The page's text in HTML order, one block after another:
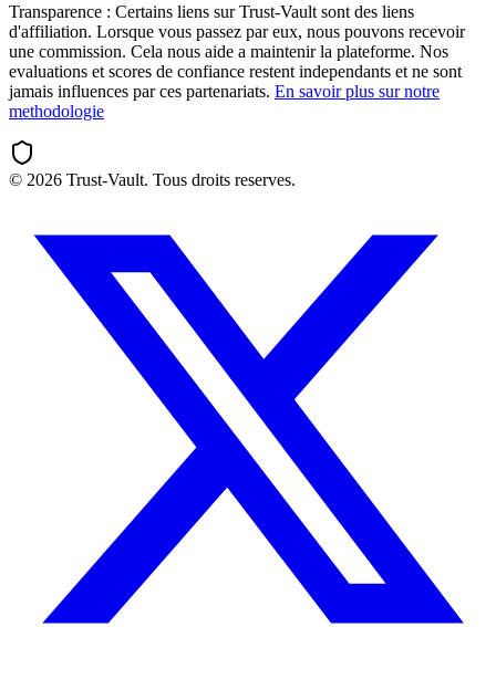
Transparence : Certains liens sur Trust-Vault sont des liens
d'affiliation. Lorsque vous passez par eux, nous pouvons recevoir
une commission. Cela nous aide a maintenir la plateforme. Nos
evaluations et scores de confiance restent independants et ne sont
jamais influences par ces partenariats. En savoir plus sur notre
methodologie
© 2026 Trust-Vault. Tous droits reserves.